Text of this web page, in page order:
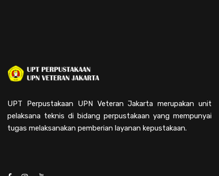
UPT Perpustakaan UPN Veteran Jakarta merupakan unit
pelaksana teknis di bidang perpustakaan yang mempunyai
tugas melaksanakan pemberian layanan kepustakaan.